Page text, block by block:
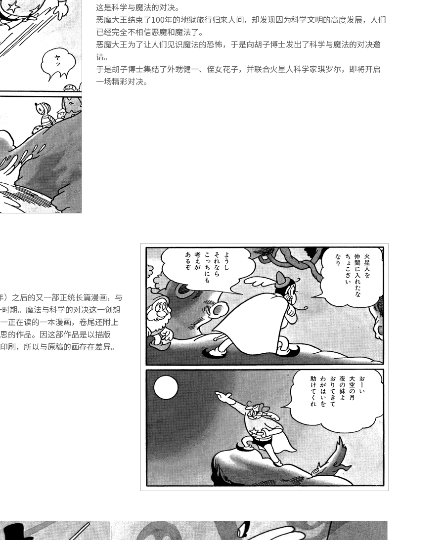
这是科学与魔法的对决。
恶魔大王结束了100年的地狱旅行归来人间，却发现因为科学文明的高度发展，人们
已经完全不相信恶魔和魔法了。
恶魔大王为了让人们见识魔法的恐怖，于是向胡子博士发出了科学与魔法的对决邀
请。
于是胡子博士集结了外甥健一、侄女花子，并联合火星人科学家琪罗尔，即将开启
一场精彩对决。
之后的又一部正统长篇漫画，与
期。魔法与科学的对决这一创想
正在读的一本漫画，卷尾还附上
的作品。因这部作品是以描版
刷，所以与原稿的画存在差异。